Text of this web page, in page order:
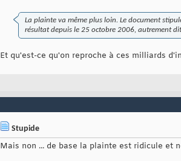
La plainte va même plus loin. Le document
résultat depuis le 25 octobre 2006, autrement
Et qu'est-ce qu'on reproche à ces milliards
Stupide
Mais non ... de base la plainte est ridicule et